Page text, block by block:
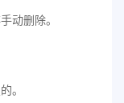
动删除。
。